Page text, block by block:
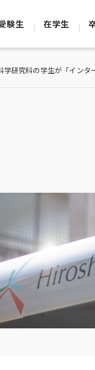
験生 在学生
学研究科の学生が「インタ